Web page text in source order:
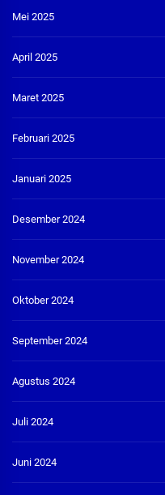
Mei 2025
April 2025
Maret 2025
Februari 2025
Januari 2025
Desember 2024
November 2024
Oktober 2024
September 2024
Agustus 2024
Juli 2024
Juni 2024